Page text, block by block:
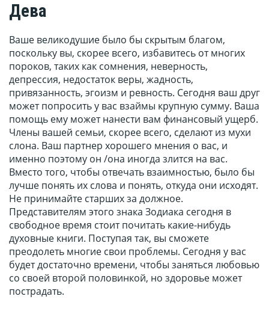
Дева
Ваше великодушие было бы скрытым благом,
поскольку вы, скорее всего, избавитесь от многих
пороков, таких как сомнения, неверность,
депрессия, недостаток веры, жадность,
привязанность, эгоизм и ревность. Сегодня ваш друг
может попросить у вас взаймы крупную сумму. Ваша
помощь ему может нанести вам финансовый ущерб.
Члены вашей семьи, скорее всего, сделают из мухи
слона. Ваш партнер хорошего мнения о вас, и
именно поэтому он /она иногда злится на вас.
Вместо того, чтобы отвечать взаимностью, было бы
лучше понять их слова и понять, откуда они исходят.
Не принимайте старших за должное.
Представителям этого знака Зодиака сегодня в
свободное время стоит почитать какие-нибудь
духовные книги. Поступая так, вы сможете
преодолеть многие свои проблемы. Сегодня у вас
будет достаточно времени, чтобы заняться любовью
со своей второй половинкой, но здоровье может
пострадать.